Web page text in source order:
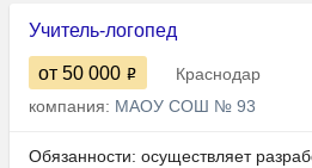
Учитель-логопед
от 50 000
Краснодар
компания: МАОУ СОШ № 93
Обязанности: осуществляет